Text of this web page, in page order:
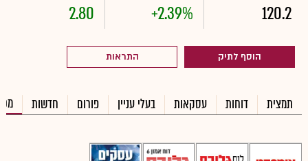
120.2
+2.39%
2.80
הוסף לתיק התראות
תמצית דוחות עסקאות בעלי עניין פורום חדשות